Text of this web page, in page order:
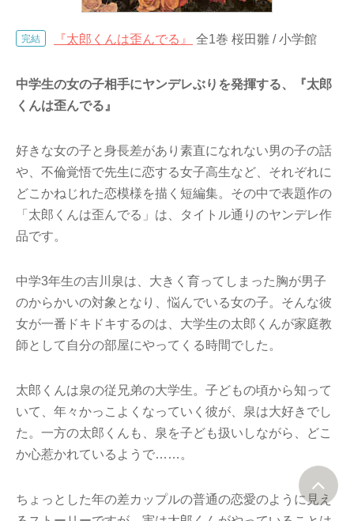
完結 『太郎くんは歪んでる』 全1巻 桜田雛 / 小学館
中学生の女の子相手にヤンデレぶりを発揮する、『太郎
くんは歪んでる』
好きな女の子と身長差があり素直になれない男の子の話
や、不倫覚悟で先生に恋する女子高生など、それぞれに
どこかねじれた恋模様を描く短編集。その中で表題作の
「太郎くんは歪んでる」は、タイトル通りのヤンデレ作
品です。
中学3年生の吉川泉は、大きく育ってしまった胸が男子
のからかいの対象となり、悩んでいる女の子。そんな彼
女が一番ドキドキするのは、大学生の太郎くんが家庭教
師として自分の部屋にやってくる時間でした。
太郎くんは泉の従兄弟の大学生。子どもの頃から知って
いて、年々かっこよくなっていく彼が、泉は大好きでし
た。一方の太郎くんも、泉を子ども扱いしながら、どこ
か心惹かれているようで……。
ちょっとした年の差カップルの普通の恋愛のように見え